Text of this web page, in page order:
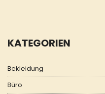
KATEGORIEN
Bekleidung
Büro